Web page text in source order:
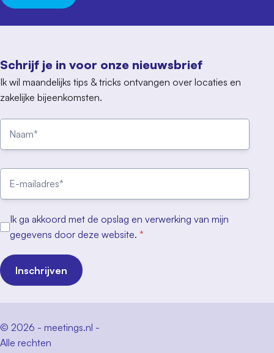
Schrijf je in voor onze nieuwsbrief
Ik wil maandelijks tips & tricks ontvangen over locaties en
zakelijke bijeenkomsten.
Ik ga akkoord met de opslag en verwerking van mijn
gegevens door deze website. *
Inschrijven
© 2026 - meetings.nl -
Alle rechten